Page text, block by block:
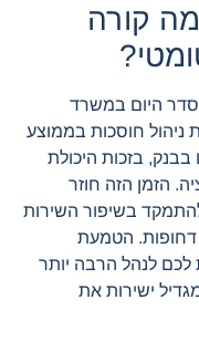
קורה
סדר היום במשרד
חוסכות בממוצע
בבנק, בזכות היכולת
הזמן הזה חוזר
בשיפור השירות
דחופות. הטמעת
לנהל הרבה יותר
ישירות את